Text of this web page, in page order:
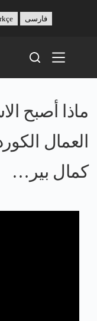
فارسی
ماذا أصبح
العمال
كمال بير…